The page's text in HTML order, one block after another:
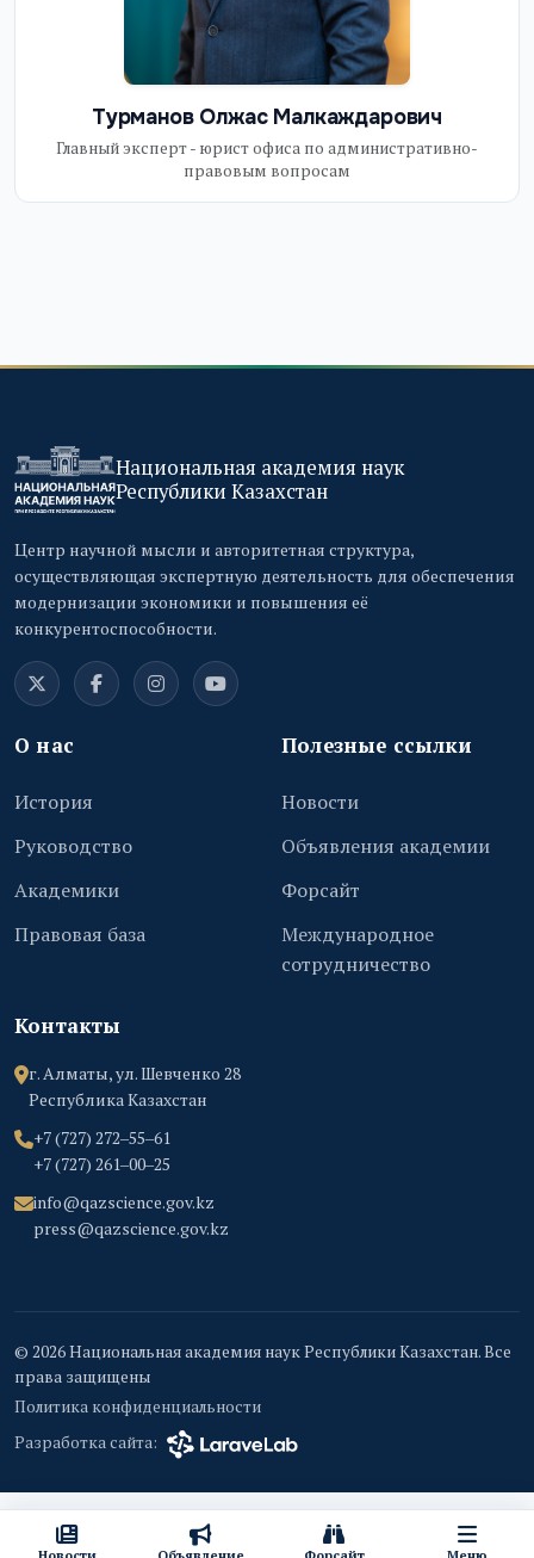
Турманов Олжас Малкаждарович
Главный эксперт - юрист офиса по административно-
правовым вопросам
Национальная академия наук
Республики Казахстан
Центр научной мысли и авторитетная структура,
осуществляющая экспертную деятельность для обеспечения
модернизации экономики и повышения её
конкурентоспособности.
О нас
История
Руководство
Академики
Правовая база
Полезные ссылки
Новости
Объявления академии
Форсайт
Международное
сотрудничество
Контакты
г. Алматы, ул. Шевченко 28
Республика Казахстан
+7 (727) 272‒55‒61
+7 (727) 261‒00‒25
info@qazscience.gov.kz
press@qazscience.gov.kz
© 2026 Национальная академия наук Республики Казахстан. Все
права защищены
Политика конфиденциальности
Разработка сайта: